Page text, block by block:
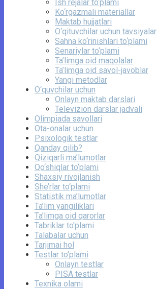
Ish rejalar to‘plami
Ko‘rgazmali materiallar
Maktab hujjatlari
O‘qituvchilar uchun tavsiyalar
Sahna ko‘rinishlari to‘plami
Senariylar to‘plami
Ta’limga oid maqolalar
Ta’limga oid savol-javoblar
Yangi metodlar
O‘quvchilar uchun
Onlayn maktab darslari
Televizion darslar jadvali
Olimpiada savollari
Ota-onalar uchun
Psixologik testlar
Qanday qilib?
Qiziqarli ma’lumotlar
Qo‘shiqlar to‘plami
Shaxsiy rivojlanish
She’rlar to‘plami
Statistik ma’lumotlar
Ta’lim yangiliklari
Ta’limga oid qarorlar
Tabriklar to'plami
Talabalar uchun
Tarjimai hol
Testlar to‘plami
Onlayn testlar
PISA testlar
Texnika olami